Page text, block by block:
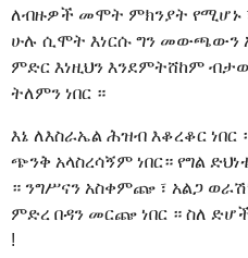
ለብዙዎች መሞት ምክንያት የሚሆኑ
ሁሉ ሲሞት እነርሱ ግን መውጫውን
ምድር እነዚህን እንደምትሸከም
ትለምን ነበር ።
እኔ ለእስራኤል ሕዝብ እቆረቆር ነበር
ጭንቅ አላስረሳኝም ነበር። የግል
። ንግሥናን አስቀምጬ ፣ አልጋ
ምድረ በዳን መርጬ ነበር ። ስለ
!